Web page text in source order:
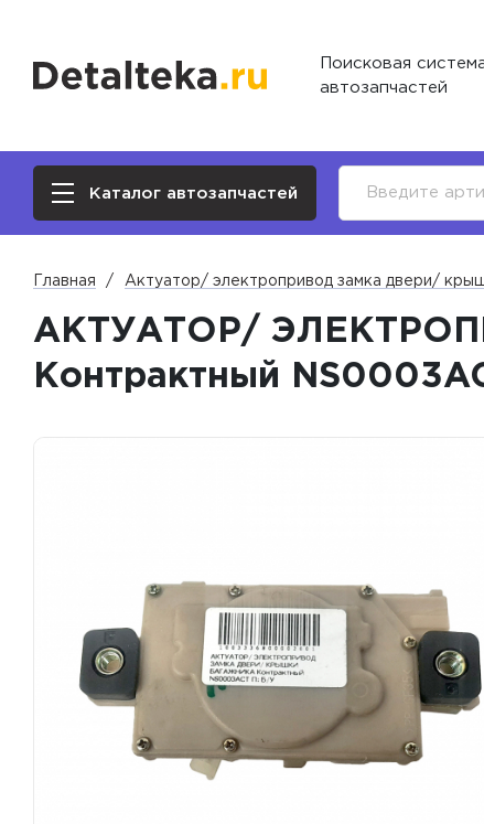
Поисковая
автозапчастей
Каталог автозапчастей
Главная Актуатор/ электропривод замка двери/
АКТУАТОР/
Контрактный